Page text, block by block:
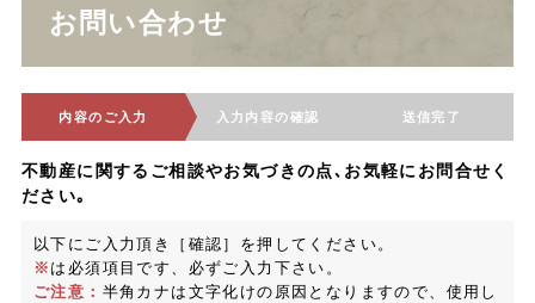
お問い合わせ
内容のご入力 入力内容の確認 送信完了
不動産に関するご相談やお気づきの点､お気軽にお問合せく
ださい｡
以下にご入力頂き［確認］を押してください。
※ は必須項目です、必ずご入力下さい。
ご注意： 半角カナは文字化けの原因となりますので、使用し